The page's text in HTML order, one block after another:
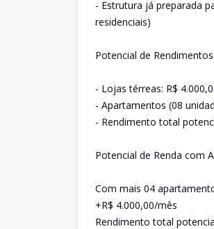
- Estrutura já preparada
residenciais)
Potencial de
- Lojas térreas: R$
- Apartamentos (08
- Rendimento total
Potencial de Renda com
Com mais 04
+R$ 4.000,00/mês
Rendimento total